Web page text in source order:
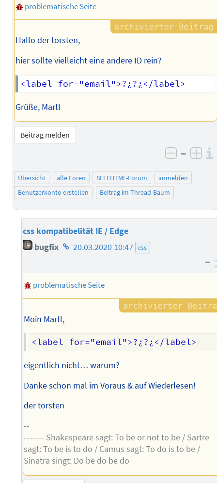
problematische Seite
Hallo der torsten,
hier sollte vielleicht eine andere ID rein?
Grüße, Martl
Beitrag melden
negativ
–
Übersicht alle Foren SELFHTML-Forum
anmelden
Benutzerkonto erstellen
Beitrag im Thread-Baum
css kompatibelität IE / Edge
bugfix Homepage
Autors
20.03.2020 10:47 css
–
problematische Seite
Moin Martl,
eigentlich nicht… warum?
Danke schon mal im Voraus & auf Wiederlesen!
der torsten
--
------- Shakespeare sagt: To be or not to be / Sartre
sagt: To be is to do / Camus sagt: To do is to be /
Sinatra singt: Do be do be do